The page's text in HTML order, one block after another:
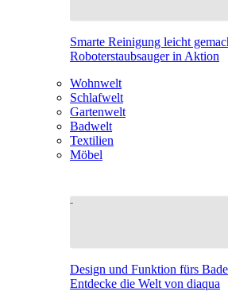
Smarte Reinigung leicht
Roboterstaubsauger in Aktion
Wohnwelt
Schlafwelt
Gartenwelt
Badwelt
Textilien
Möbel
Design und Funktion fürs
Entdecke die Welt von diaqua